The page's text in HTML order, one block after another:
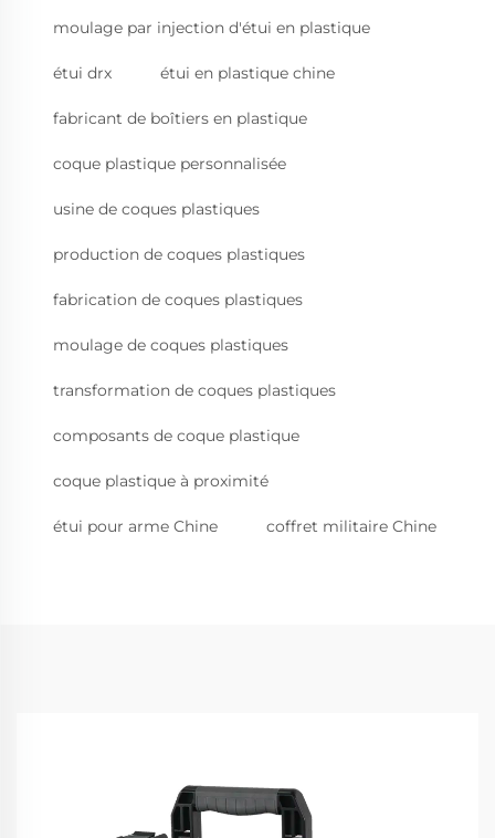
moulage par injection d'étui en plastique
étui drx étui en plastique chine
fabricant de boîtiers en plastique
coque plastique personnalisée
usine de coques plastiques
production de coques plastiques
fabrication de coques plastiques
moulage de coques plastiques
transformation de coques plastiques
composants de coque plastique
coque plastique à proximité
étui pour arme Chine coffret militaire Chine